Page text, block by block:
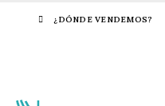
¿DÓNDE VENDEMOS?